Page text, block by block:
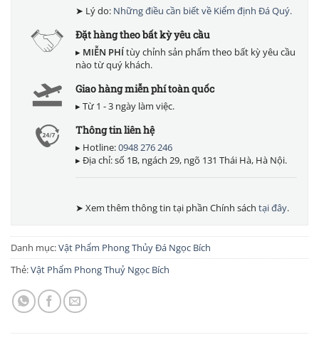
➤ Lý do: Những điều cần biết về Kiểm định Đá Quý.
Đặt hàng theo bất kỳ yêu cầu
▸ MIỄN PHÍ tùy chỉnh sản phẩm theo bất kỳ yêu cầu
nào từ quý khách.
Giao hàng miễn phí toàn quốc
▸ Từ 1 - 3 ngày làm việc.
Thông tin liên hệ
▸ Hotline:0948 276 246
▸ Địa chỉ: số 1B, ngách 29, ngõ 131 Thái Hà, Hà Nội.
➤ Xem thêm thông tin tại phần Chính sách tại đây.
Danh mục:Vật Phẩm Phong Thủy Đá Ngọc Bích
Thẻ:Vật Phẩm Phong Thuỷ Ngọc Bích